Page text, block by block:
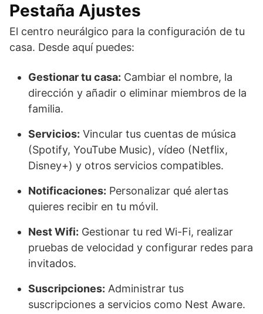
Pestaña Ajustes
El centro neurálgico para la configuración de tu
casa. Desde aquí puedes:
Gestionar tu casa: Cambiar el nombre, la
dirección y añadir o eliminar miembros de la
familia.
Servicios: Vincular tus cuentas de música
(Spotify, YouTube Music), vídeo (Netflix,
Disney+) y otros servicios compatibles.
Notificaciones: Personalizar qué alertas
quieres recibir en tu móvil.
Nest Wifi: Gestionar tu red Wi-Fi, realizar
pruebas de velocidad y configurar redes para
invitados.
Suscripciones: Administrar tus
suscripciones a servicios como Nest Aware.